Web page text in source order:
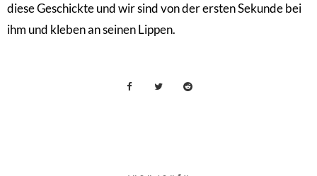
diese Geschickte und wir sind von der ersten Sekunde bei
ihm und kleben an seinen Lippen.